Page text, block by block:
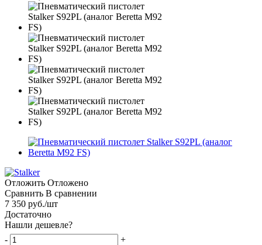
Отложить Отложено
Сравнить В сравнении
7 350 руб./шт
Достаточно
Нашли дешевле?
-
+